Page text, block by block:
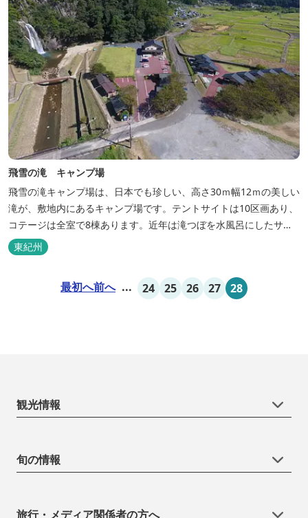
飛雪の滝 キャンプ場
飛雪の滝キャンプ場は、日本でも珍しい、高さ30ｍ幅12ｍの美しい
滝が、敷地内にあるキャンプ場です。テントサイトは10区画あり、
コテージは全室で8棟あります。近年は滝つぼを水風呂にしたサウ
ナが人気です。
東紀州
最初へ前へ ... 24 25 26 27 28
観光情報
旬の情報
旅行・メディア関係者の方へ